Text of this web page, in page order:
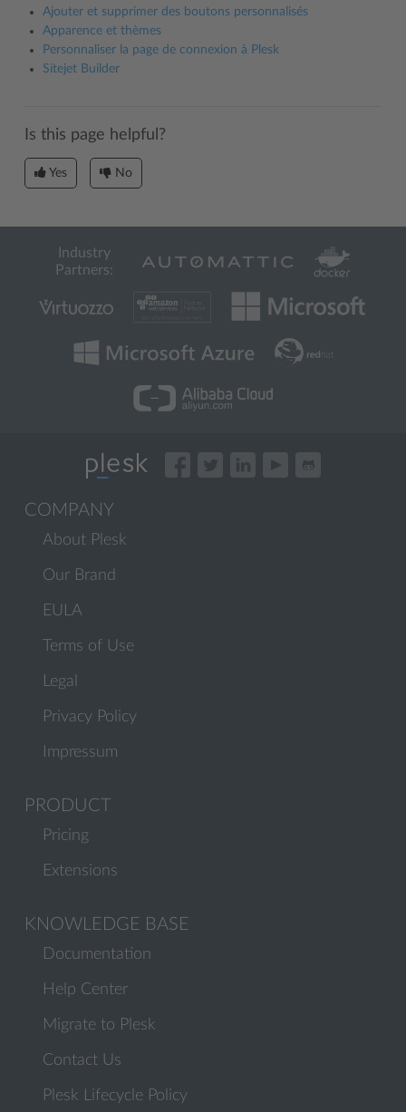
Ajouter et supprimer des boutons personnalisés
Apparence et thèmes
Personnaliser la page de connexion à Plesk
Sitejet Builder
Is this page helpful?
Yes No
Industry
Partners:
COMPANY
About Plesk
Our Brand
EULA
Terms of Use
Legal
Privacy Policy
Impressum
PRODUCT
Pricing
Extensions
KNOWLEDGE BASE
Documentation
Help Center
Migrate to Plesk
Contact Us
Plesk Lifecycle Policy